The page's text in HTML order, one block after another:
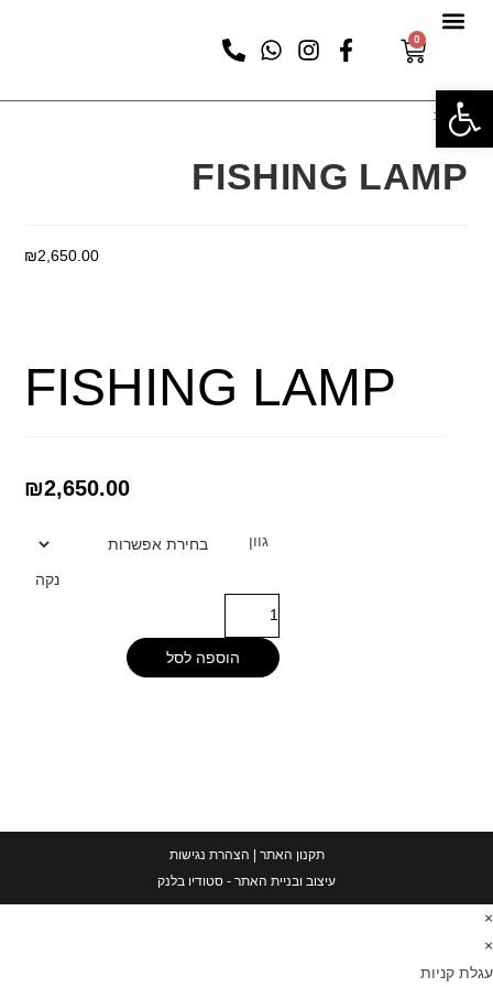
0
נבחר:
FISHING LAMP
₪2,650.00
FISHING LAMP
₪2,650.00
גוון
נקה
הוספה לסל
תקנון האתר
הצהרת נגישות
עיצוב ובניית האתר - סטודיו בלנק
×
×
עגלת קניות
פתח סרגל נגישות